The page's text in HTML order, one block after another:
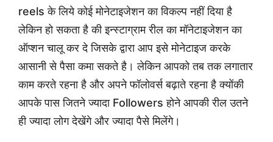
reels के लिये कोई मोनेटाइजेशन का विकल्प नहीं दिया है
लेकिन हो सकता है की इन्स्टाग्राम रील का मॉनेटाइजेशन का
ऑप्शन चालू कर दे जिसके द्वारा आप इसे मोनेटाइज करके
आसानी से पैसा कमा सकते है। लेकिन आपको तब तक लगातार
काम करते रहना है और अपने फॉलोवर्स बढ़ाते रहना है क्योंकी
आपके पास जितने ज्यादा Followers होने आपकी रील उतने
ही ज्यादा लोग देखेंगे और ज्यादा पैसे मिलेंगे।